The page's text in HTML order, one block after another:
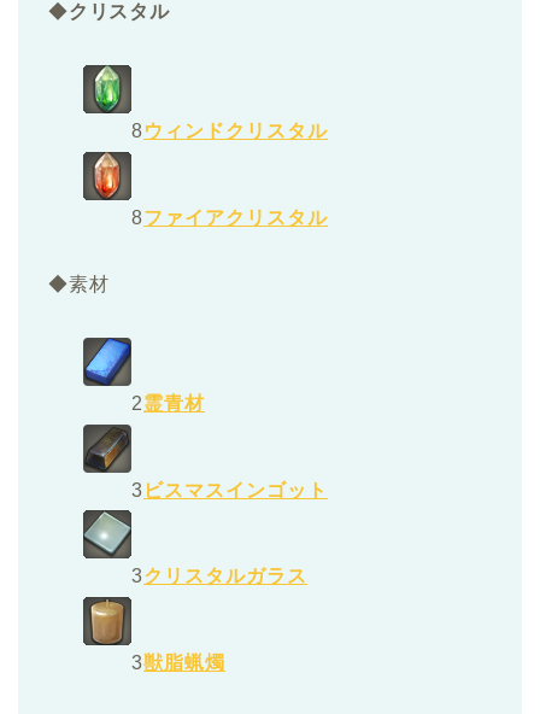
◆クリスタル
8ウィンドクリスタル
8ファイアクリスタル
◆素材
2霊青材
3 ビスマスインゴット
3クリスタルガラス
3獣脂蝋燭